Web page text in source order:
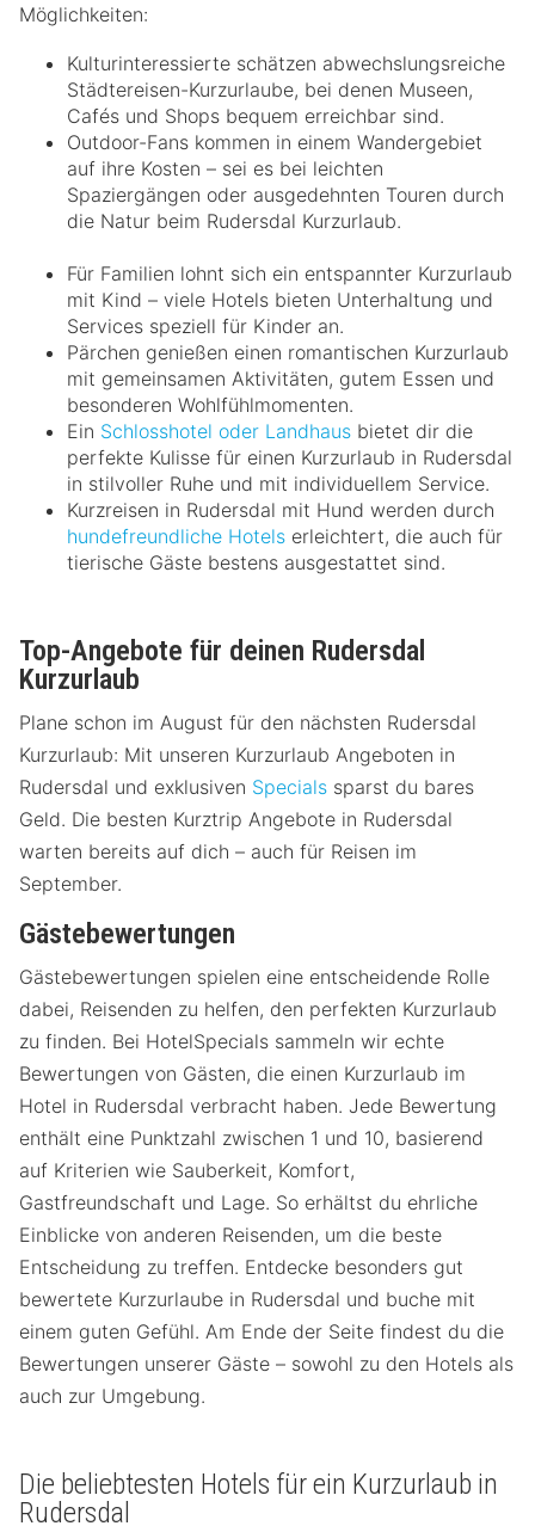
Möglichkeiten:
Kulturinteressierte schätzen abwechslungsreiche
Städtereisen-Kurzurlaube, bei denen Museen,
Cafés und Shops bequem erreichbar sind.
Outdoor-Fans kommen in einem Wandergebiet
auf ihre Kosten – sei es bei leichten
Spaziergängen oder ausgedehnten Touren durch
die Natur beim Rudersdal Kurzurlaub.
Für Familien lohnt sich ein entspannter Kurzurlaub
mit Kind – viele Hotels bieten Unterhaltung und
Services speziell für Kinder an.
Pärchen genießen einen romantischen Kurzurlaub
mit gemeinsamen Aktivitäten, gutem Essen und
besonderen Wohlfühlmomenten.
Ein Schlosshotel oder Landhaus bietet dir die
perfekte Kulisse für einen Kurzurlaub in Rudersdal
in stilvoller Ruhe und mit individuellem Service.
Kurzreisen in Rudersdal mit Hund werden durch
hundefreundliche Hotels erleichtert, die auch für
tierische Gäste bestens ausgestattet sind.
Top-Angebote für deinen Rudersdal
Kurzurlaub
Plane schon im August für den nächsten Rudersdal
Kurzurlaub: Mit unseren Kurzurlaub Angeboten in
Rudersdal und exklusiven Specials sparst du bares
Geld. Die besten Kurztrip Angebote in Rudersdal
warten bereits auf dich – auch für Reisen im
September.
Gästebewertungen
Gästebewertungen spielen eine entscheidende Rolle
dabei, Reisenden zu helfen, den perfekten Kurzurlaub
zu finden. Bei HotelSpecials sammeln wir echte
Bewertungen von Gästen, die einen Kurzurlaub im
Hotel in Rudersdal verbracht haben. Jede Bewertung
enthält eine Punktzahl zwischen 1 und 10, basierend
auf Kriterien wie Sauberkeit, Komfort,
Gastfreundschaft und Lage. So erhältst du ehrliche
Einblicke von anderen Reisenden, um die beste
Entscheidung zu treffen. Entdecke besonders gut
bewertete Kurzurlaube in Rudersdal und buche mit
einem guten Gefühl. Am Ende der Seite findest du die
Bewertungen unserer Gäste – sowohl zu den Hotels als
auch zur Umgebung.
Die beliebtesten Hotels für ein Kurzurlaub in
Rudersdal